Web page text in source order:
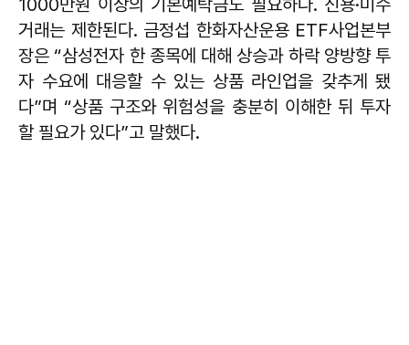
거래는 제한된다. 금정섭 한화자산운용 ETF사업본부
장은 “삼성전자 한 종목에 대해 상승과 하락 양방향 투
자 수요에 대응할 수 있는 상품 라인업을 갖추게 됐
다”며 “상품 구조와 위험성을 충분히 이해한 뒤 투자
할 필요가 있다”고 말했다.